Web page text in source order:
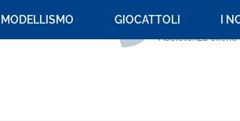
+39 059 694
Assistenza clienti
MODELLISMO GIOCATTOLI I